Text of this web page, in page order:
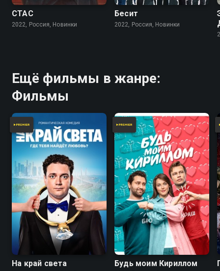
СТАС
2022, Россия, Новинки
Бесит
2022, Россия, Новинки
Ещё фильмы в жанре:
Фильмы
На край света Будь моим Кириллом